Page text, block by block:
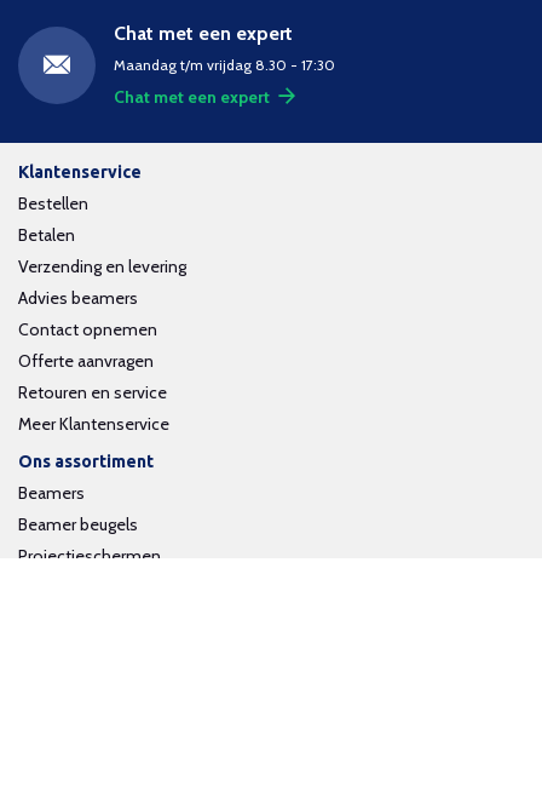
Chat met een expert
Maandag t/m vrijdag 8.30 - 17:30
Chat met een expert
Klantenservice
Bestellen
Betalen
Verzending en levering
Advies beamers
Contact opnemen
Offerte aanvragen
Retouren en service
Meer Klantenservice
Ons assortiment
Beamers
Beamer beugels
Projectieschermen